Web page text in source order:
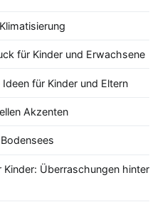
für Kinder und Erwachsene
für Kinder und Eltern
Akzenten
Überraschungen hinter